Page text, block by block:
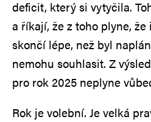
deficit, který si vytyčila.
a říkají, že z toho plyne,
skončí lépe, než byl
nemohu souhlasit. Z
pro rok 2025 neplyne
Rok je volební. Je velká